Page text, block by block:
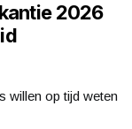
2026
willen op tijd weten